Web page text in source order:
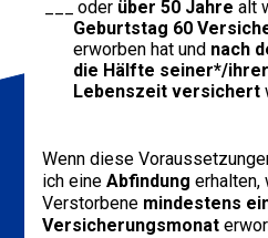
oder über 50 Jahre alt
Geburtstag 60
erworben hat und nach
die Hälfte seiner*/
Lebenszeit versichert
Wenn diese
ich eineAbfindung erhalten,
Verstorbene mindestens
Versicherungsmonat